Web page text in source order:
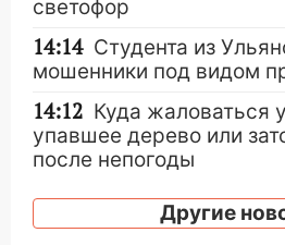
светофор
14:14 Студента из
мошенники под видом
14:12 Куда жаловаться
упавшее дерево или
после непогоды
13:59 В Новом городе
ветром сорвалоДругие